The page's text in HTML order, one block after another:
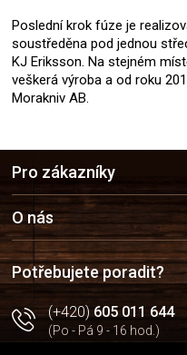
Poslední krok fúze je
soustředěna pod jednou
KJ Eriksson. Na stejném
veškerá výroba a od roku
Morakniv AB.
a
t
í
Pro zákazníky
O nás
Potřebujete poradit?
(+420)605 011 644
(Po - Pá 9 - 16 hod.)